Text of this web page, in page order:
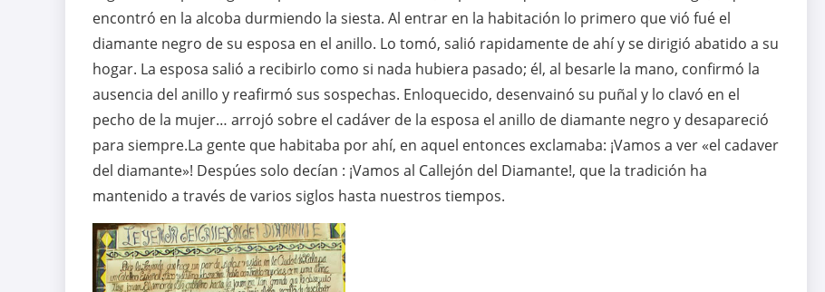
encontró en la alcoba durmiendo la siesta. Al entrar en la habitación lo primero que vió fué el
diamante negro de su esposa en el anillo. Lo tomó, salió rapidamente de ahí y se dirigió abatido a su
hogar. La esposa salió a recibirlo como si nada hubiera pasado; él, al besarle la mano, confirmó la
ausencia del anillo y reafirmó sus sospechas. Enloquecido, desenvainó su puñal y lo clavó en el
pecho de la mujer… arrojó sobre el cadáver de la esposa el anillo de diamante negro y desapareció
para siempre.La gente que habitaba por ahí, en aquel entonces exclamaba: ¡Vamos a ver «el cadaver
del diamante»! Despúes solo decían : ¡Vamos al Callejón del Diamante!, que la tradición ha
mantenido a través de varios siglos hasta nuestros tiempos.